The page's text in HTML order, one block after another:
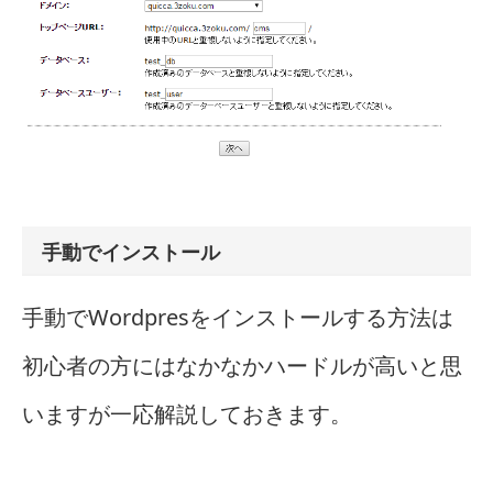
手動でインストール
手動でWordpresをインストールする方法は
初心者の方にはなかなかハードルが高いと思
いますが一応解説しておきます。